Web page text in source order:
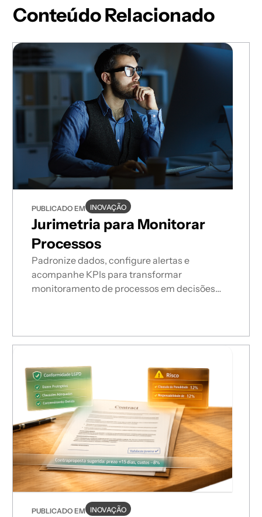
Conteúdo Relacionado
PUBLICADO EM INOVAÇÃO
Jurimetria para Monitorar
Processos
Padronize dados, configure alertas e
acompanhe KPIs para transformar
monitoramento de processos em decisões
PUBLICADO EM INOVAÇÃO